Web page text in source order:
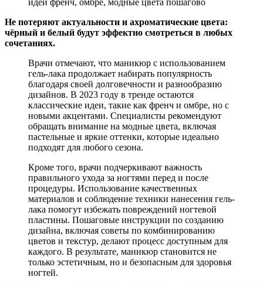
Не потеряют актуальности и ахроматические цвета:
чёрный и белый будут эффектно смотреться в любых
сочетаниях.
Врачи отмечают, что маникюр с использованием
гель-лака продолжает набирать популярность
благодаря своей долговечности и разнообразию
дизайнов. В 2023 году в тренде остаются
классические идеи, такие как френч и омбре, но с
новыми акцентами. Специалисты рекомендуют
обращать внимание на модные цвета, включая
пастельные и яркие оттенки, которые идеально
подходят для любого сезона.
Кроме того, врачи подчеркивают важность
правильного ухода за ногтями перед и после
процедуры. Использование качественных
материалов и соблюдение техники нанесения гель-
лака помогут избежать повреждений ногтевой
пластины. Пошаговые инструкции по созданию
дизайна, включая советы по комбинированию
цветов и текстур, делают процесс доступным для
каждого. В результате, маникюр становится не
только эстетичным, но и безопасным для здоровья
ногтей.